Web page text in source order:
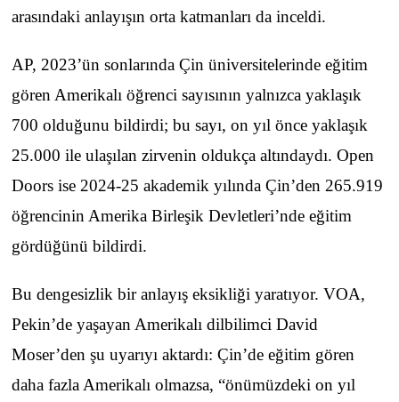
arasındaki anlayışın orta katmanları da inceldi.
AP, 2023’ün sonlarında Çin üniversitelerinde eğitim
gören Amerikalı öğrenci sayısının yalnızca yaklaşık
700 olduğunu bildirdi; bu sayı, on yıl önce yaklaşık
25.000 ile ulaşılan zirvenin oldukça altındaydı. Open
Doors ise 2024-25 akademik yılında Çin’den 265.919
öğrencinin Amerika Birleşik Devletleri’nde eğitim
gördüğünü bildirdi.
Bu dengesizlik bir anlayış eksikliği yaratıyor. VOA,
Pekin’de yaşayan Amerikalı dilbilimci David
Moser’den şu uyarıyı aktardı: Çin’de eğitim gören
daha fazla Amerikalı olmazsa, “önümüzdeki on yıl